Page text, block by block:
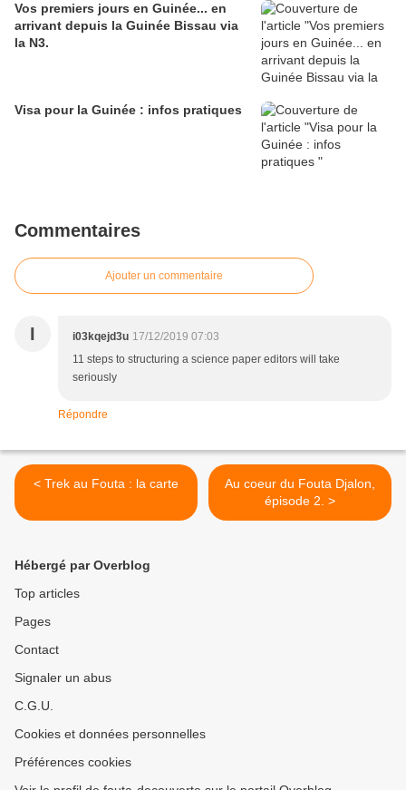
Vos premiers jours en Guinée... en
arrivant depuis la Guinée Bissau via
la N3.
Visa pour la Guinée : infos pratiques
Commentaires
Ajouter un commentaire
I i03kqejd3u 17/12/2019 07:03
11 steps to structuring a science paper editors will take
seriously
Répondre
< Trek au Fouta : la carte
Au coeur du Fouta Djalon,
épisode 2. >
Hébergé par Overblog
Top articles
Pages
Contact
Signaler un abus
C.G.U.
Cookies et données personnelles
Préférences cookies